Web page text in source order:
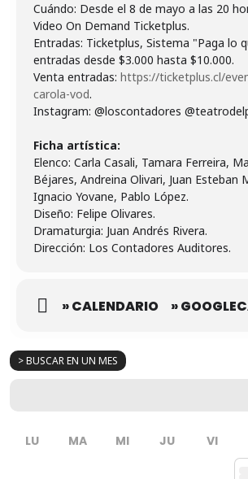
> BUSCAR EN UN MES
LU MA MI JU VI
Cuándo: Desde el 8 de mayo a las 20
Video On Demand Ticketplus.
Entradas: Ticketplus, Sistema "Paga lo
entradas desde $3.000 hasta $10.000.
Venta entradas: https://ticketplus.cl/
carola-vod.
Instagram: @loscontadores
Ficha artística:
Elenco: Carla Casali, Tamara Ferreira,
Béjares, Andreina Olivari, Juan Esteban
Ignacio Yovane, Pablo López.
Diseño: Felipe Olivares.
Dramaturgia: Juan Andrés Rivera.
Dirección: Los Contadores Auditores.
» CALENDARIO »